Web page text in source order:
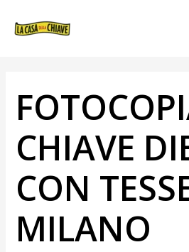
CHIAVE
CON
MILANO
ARTICOLI